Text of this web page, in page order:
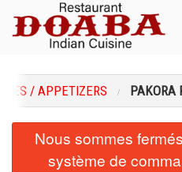
Commander en ligne
Emplacement
/ APPETIZERS PAKORA
Nous sommes
système de